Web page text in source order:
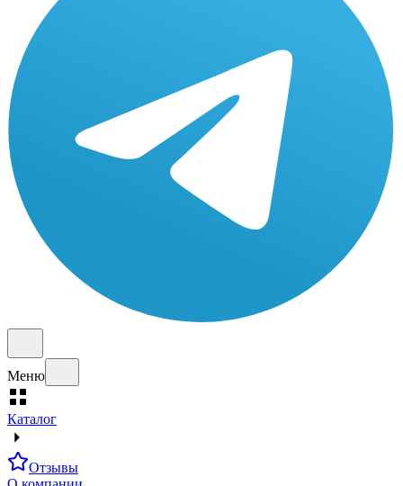
Меню
Каталог
Отзывы